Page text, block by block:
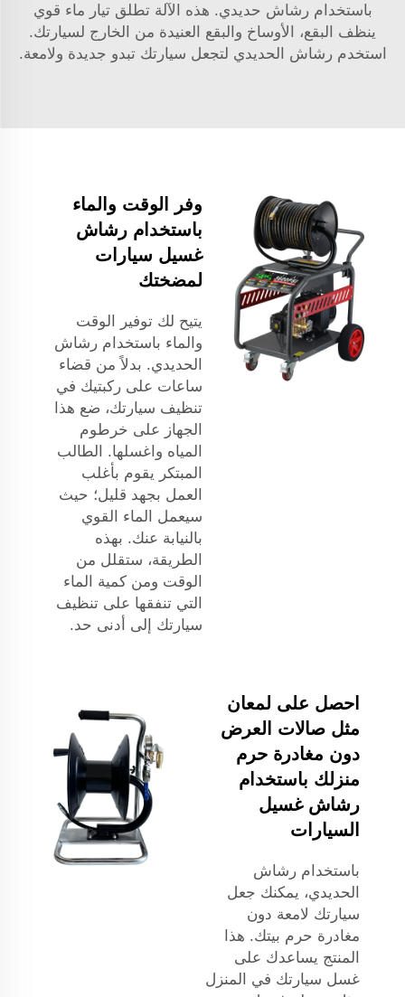
باستخدام رشاش حديدي. هذه الآلة تطلق تيار ماء قوي
ينظف البقع، الأوساخ والبقع العنيدة من الخارج لسيارتك.
استخدم رشاش الحديدي لتجعل سيارتك تبدو جديدة ولامعة.
وفر الوقت والماء
باستخدام رشاش
غسيل سيارات
لمضختك
يتيح لك توفير الوقت
والماء باستخدام رشاش
الحديدي. بدلاً من قضاء
ساعات على ركبتيك في
تنظيف سيارتك، ضع هذا
الجهاز على خرطوم
المياه واغسلها. الطالب
المبتكر يقوم بأغلب
العمل بجهد قليل؛ حيث
سيعمل الماء القوي
بالنيابة عنك. بهذه
الطريقة، ستقلل من
الوقت ومن كمية الماء
التي تنفقها على تنظيف
سيارتك إلى أدنى حد.
احصل على لمعان
مثل صالات العرض
دون مغادرة حرم
منزلك باستخدام
رشاش غسيل
السيارات
باستخدام رشاش
الحديدي، يمكنك جعل
سيارتك لامعة دون
مغادرة حرم بيتك. هذا
المنتج يساعدك على
غسل سيارتك في المنزل